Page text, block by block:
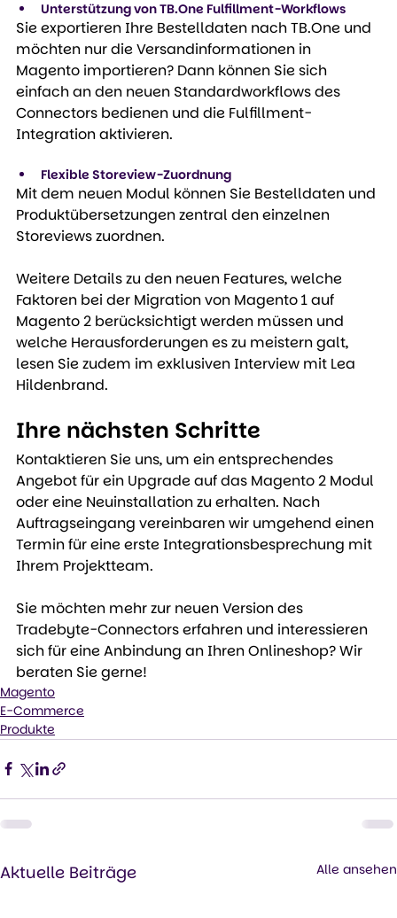
Unterstützung von TB.One Fulfillment-Workflows
Sie exportieren Ihre Bestelldaten nach TB.One und
möchten nur die Versandinformationen in
Magento importieren? Dann können Sie sich
einfach an den neuen Standardworkflows des
Connectors bedienen und die Fulfillment-
Integration aktivieren.
Flexible Storeview-Zuordnung
Mit dem neuen Modul können Sie Bestelldaten und
Produktübersetzungen zentral den einzelnen
Storeviews zuordnen.
Weitere Details zu den neuen Features, welche
Faktoren bei der Migration von Magento 1 auf
Magento 2 berücksichtigt werden müssen und
welche Herausforderungen es zu meistern galt,
lesen Sie zudem im exklusiven Interview mit Lea
Hildenbrand.
Ihre nächsten Schritte
Kontaktieren Sie uns, um ein entsprechendes
Angebot für ein Upgrade auf das Magento 2 Modul
oder eine Neuinstallation zu erhalten. Nach
Auftragseingang vereinbaren wir umgehend einen
Termin für eine erste Integrationsbesprechung mit
Ihrem Projektteam.
Sie möchten mehr zur neuen Version des
Tradebyte-Connectors erfahren und interessieren
sich für eine Anbindung an Ihren Onlineshop? Wir
beraten Sie gerne!
Magento
E-Commerce
Produkte
Aktuelle Beiträge Alle ansehen